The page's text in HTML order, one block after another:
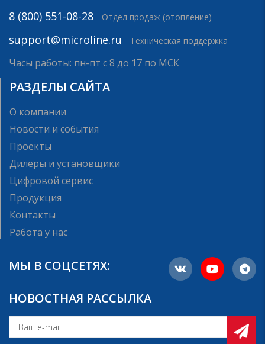
8 (800) 551-08-28 Отдел продаж (отопление)
support@microline.ru Техническая поддержка
Часы работы: пн-пт с 8 до 17 по МСК
РАЗДЕЛЫ САЙТА
О компании
Новости и события
Проекты
Дилеры и установщики
Цифровой сервис
Продукция
Контакты
Работа у нас
МЫ В СОЦСЕТЯХ:
НОВОСТНАЯ РАССЫЛКА